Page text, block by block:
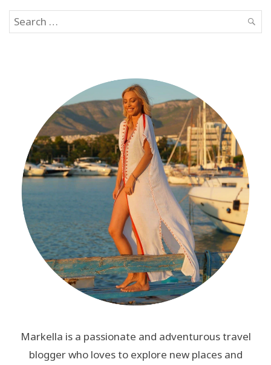
Search
for:
Markella is a passionate and adventurous travel
blogger who loves to explore new places and